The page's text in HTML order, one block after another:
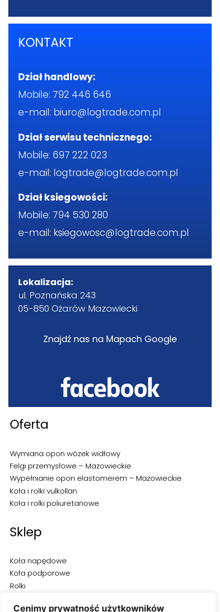
Cenimy prywatność użytkowników
KONTAKT
Dział handlowy:
Mobile: 792 446 646
e-mail: biuro@logtrade.com.pl
Dział serwisu technicznego:
Mobile: 697 222 023
e-mail: logtrade@logtrade.com.pl
Dział ksiegowości:
Mobile: 794 530 280
e-mail: ksiegowosc@logtrade.com.pl
Lokalizacja:
ul. Poznańska 243
05-850 Ożarów Mazowiecki
Znajdź nas na Mapach Google
Oferta
Wymiana opon wózek widłowy
Felgi przemysłowe – Mazowieckie
Wypełnianie opon elastomerem – Mazowieckie
Koła i rolki vulkollan
Koła i rolki poliuretanowe
Sklep
Koła napędowe
Koła podporowe
Rolki